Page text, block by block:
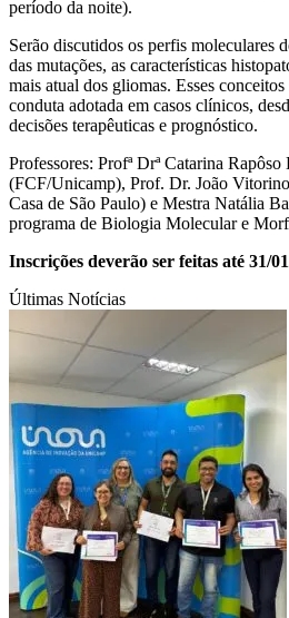
período da noite).
Serão discutidos os perfis moleculares
das mutações, as características
mais atual dos gliomas. Esses
conduta adotada em casos clínicos,
decisões terapêuticas e prognóstico.
Professores: Profª Drª Catarina
(FCF/Unicamp), Prof. Dr. João
Casa de São Paulo) e Mestra Natália
programa de Biologia Molecular e
Inscrições deverão ser feitas até 31/
Últimas Notícias